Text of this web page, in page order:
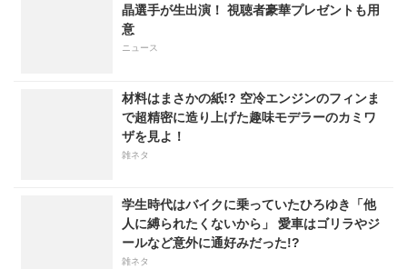
晶選手が生出演！ 視聴者豪華プレゼントも用
意
ニュース
材料はまさかの紙!? 空冷エンジンのフィンま
で超精密に造り上げた趣味モデラーのカミワ
ザを見よ！
雑ネタ
学生時代はバイクに乗っていたひろゆき「他
人に縛られたくないから」 愛車はゴリラやジ
ールなど意外に通好みだった!?
雑ネタ